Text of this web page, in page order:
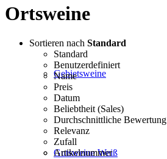
Gebietsweine
Gutsweine Weiß
Ortsweine
Sortieren nach Standard
Standard
Benutzerdefiniert
Name
Preis
Datum
Beliebtheit (Sales)
Durchschnittliche Bewertung
Relevanz
Zufall
Artikelnummer